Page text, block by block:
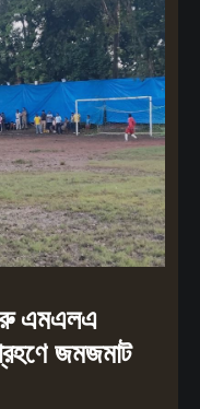
এমএলএ
জমজমাট